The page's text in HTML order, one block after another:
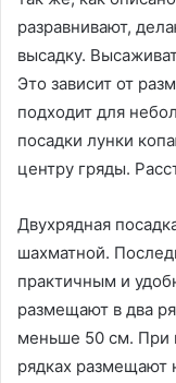
разравнивают,
высадку.
Это зависит от
подходит для
посадки лунки
центру гряды.
Двухрядная
шахматной.
практичным и
размещают в два
меньше 50 см. При
рядках размещают